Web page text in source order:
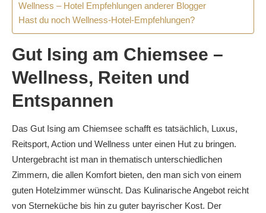
Wellness – Hotel Empfehlungen anderer Blogger
Hast du noch Wellness-Hotel-Empfehlungen?
Gut Ising am Chiemsee –
Wellness, Reiten und
Entspannen
Das Gut Ising am Chiemsee schafft es tatsächlich, Luxus,
Reitsport, Action und Wellness unter einen Hut zu bringen.
Untergebracht ist man in thematisch unterschiedlichen
Zimmern, die allen Komfort bieten, den man sich von einem
guten Hotelzimmer wünscht. Das Kulinarische Angebot reicht
von Sterneküche bis hin zu guter bayrischer Kost. Der